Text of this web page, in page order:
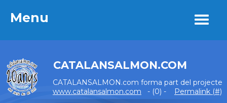
Menu
CATALANSALMON.COM
CATALANSALMON.com forma part del projecte
www.catalansalmon.com - (0) - Permalink (#)
Menu